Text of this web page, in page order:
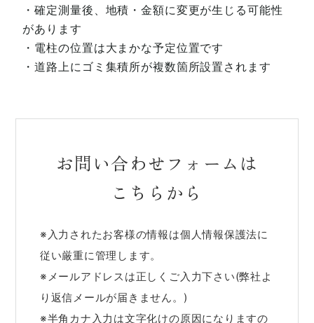
・確定測量後、地積・金額に変更が生じる可能性
があります
・電柱の位置は大まかな予定位置です
・道路上にゴミ集積所が複数箇所設置されます
お問い合わせフォームは
こちらから
※入力されたお客様の情報は個人情報保護法に
従い厳重に管理します。
※メールアドレスは正しくご入力下さい(弊社よ
り返信メールが届きません。)
※半角カナ入力は文字化けの原因になりますの